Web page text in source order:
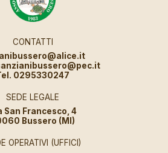
SEDE LEGALE
San Francesco, 4
Bussero (MI)
OPERATIVI (UFFICI)
CONTATTI
0295330247